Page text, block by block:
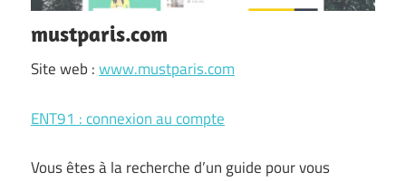
mustparis.com
Site web :www.mustparis.com
ENT91 : connexion au compte
Vous êtes à la recherche d’un guide pour vous